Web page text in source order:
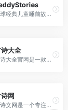
全球经典儿童睡前故事库（0-12岁）网站，用户无需付费即可浏览和使用平台上的所有资源
大全
古诗大全官网是一款专注于古典诗词资源整合与传播的优质平台，为诗词爱好者、学生及教育工作者提供了丰富且系统的古诗内容服务。
网
古诗文网是一个专注于古诗文经典传承的网站，致力于为古诗文爱好者提供便捷的古诗文查阅、学习和交流服务。